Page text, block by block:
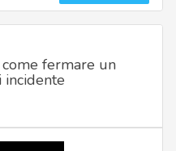
fermare un
incidente